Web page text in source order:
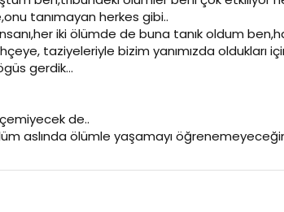
tanımayan herkes gibi..
iki ölümde de buna tanık oldum
taziyeleriyle bizim yanımızda oldukları
gerdik...
de..
aslında ölümle yaşamayı